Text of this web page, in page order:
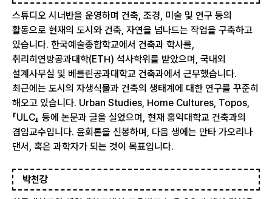
스튜디오 시너반을 운영하며 건축, 조경, 미술 및 연구 등의
활동으로 현재의 도시와 건축, 자연을 넘나드는 작업을 구축하고
있습니다. 한국예술종합학교에서 건축과 학사를,
취리히연방공과대학(ETH) 석사학위를 받았으며, 국내외
설계사무실 및 베를린공과대학교 건축과에서 근무했습니다.
최근에는 도시의 자생식물과 건축의 생태계에 대한 연구를 꾸준히
해오고 있습니다. Urban Studies, Home Cultures, Topos,
『ULC』 등에 논문과 글을 실었으며, 현재 홍익대학교 건축과의
겸임교수입니다. 윤회론을 신봉하며, 다음 생에는 만타 가오리나
댄서, 혹은 과학자가 되는 것이 목표입니다.
박천강